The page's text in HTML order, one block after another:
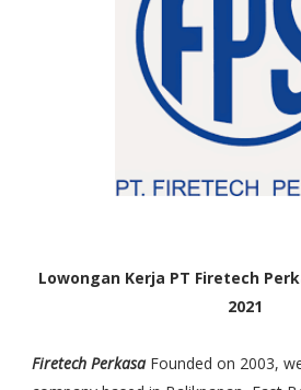
Lowongan Kerja PT Firetech
2021
Firetech Perkasa Founded on 2003,